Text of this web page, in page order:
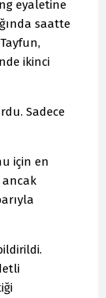
eyaletine
saatte
ikinci
Sadece
için en
ancak